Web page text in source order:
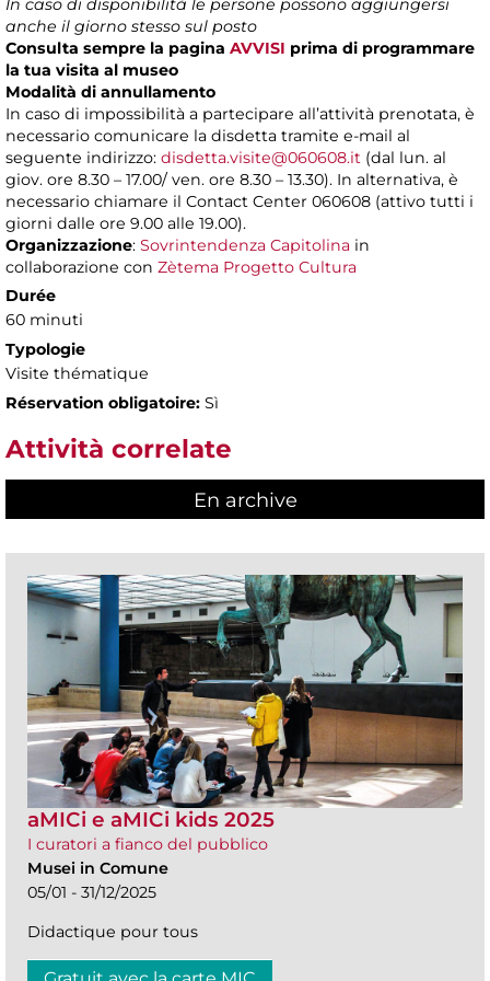
In caso di disponibilità le persone possono aggiungersi
anche il giorno stesso sul posto
Consulta sempre la pagina AVVISI prima di programmare
la tua visita al museo
Modalità di annullamento
In caso di impossibilità a partecipare all’attività prenotata, è
necessario comunicare la disdetta tramite e-mail al
seguente indirizzo: disdetta.visite@060608.it (dal lun. al
giov. ore 8.30 – 17.00/ ven. ore 8.30 – 13.30). In alternativa, è
necessario chiamare il Contact Center 060608 (attivo tutti i
giorni dalle ore 9.00 alle 19.00).
Organizzazione: Sovrintendenza Capitolina in
collaborazione con Zètema Progetto Cultura
Durée
60 minuti
Typologie
Visite thématique
Réservation obligatoire: Sì
Attività correlate
En archive
aMICi e aMICi kids 2025
I curatori a fianco del pubblico
Musei in Comune
05/01 - 31/12/2025
Didactique pour tous